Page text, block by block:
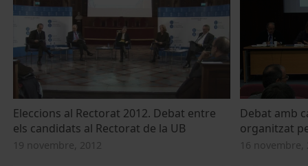
Eleccions al Rectorat 2012. Debat entre
els candidats al Rectorat de la UB
19 novembre, 2012
Debat amb
organitzat
16 novembre,